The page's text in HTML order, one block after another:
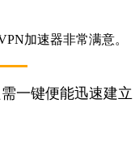
一键便能迅速建立